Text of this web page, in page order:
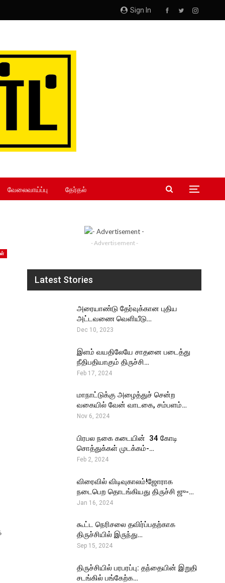
Sign In
வேலைவாய்ப்பு தேர்தல்
- Advertisement -
Latest Stories
அரையாண்டு தேர்வுக்கான புதிய
அட்டவணை வெளியீடு…
Dec 10, 2023
இளம் வயதிலேயே சாதனை படைத்து
நீதிபதியாகும் திருச்சி…
Feb 17, 2024
மாநாட்டுக்கு அழைத்துச் சென்ற
வகையில் வேன் வாடகை, சம்பளம்…
Nov 6, 2024
பிரபல நகை கடையின் ₹ 34 கோடி
சொத்துக்கள் முடக்கம்-…
Feb 2, 2024
விரைவில் விடிவுகாலம்!ஜோராக
நடைபெற தொடங்கியது திருச்சி ஜு-…
Jan 16, 2024
கூட்ட நெரிசலை தவிர்ப்பதற்காக
திருச்சியில் இருந்து…
Sep 15, 2024
திருச்சியில் பரபரப்பு: தந்தையின் இறுதி
சடங்கில் பங்கேற்க…